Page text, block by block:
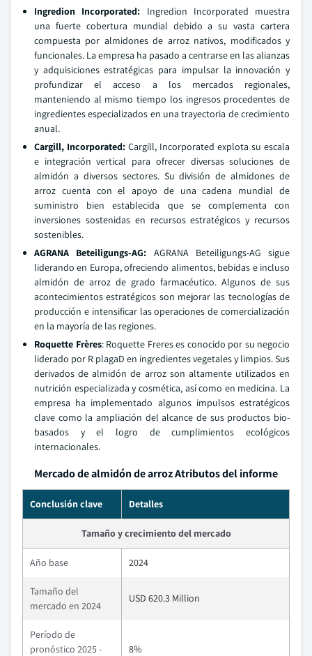
Ingredion Incorporated: Ingredion Incorporated muestra
una fuerte cobertura mundial debido a su vasta cartera
compuesta por almidones de arroz nativos, modificados y
funcionales. La empresa ha pasado a centrarse en las alianzas
y adquisiciones estratégicas para impulsar la innovación y
profundizar el acceso a los mercados regionales,
manteniendo al mismo tiempo los ingresos procedentes de
ingredientes especializados en una trayectoria de crecimiento
anual.
Cargill, Incorporated: Cargill, Incorporated explota su escala
e integración vertical para ofrecer diversas soluciones de
almidón a diversos sectores. Su división de almidones de
arroz cuenta con el apoyo de una cadena mundial de
suministro bien establecida que se complementa con
inversiones sostenidas en recursos estratégicos y recursos
sostenibles.
AGRANA Beteiligungs-AG: AGRANA Beteiligungs-AG sigue
liderando en Europa, ofreciendo alimentos, bebidas e incluso
almidón de arroz de grado farmacéutico. Algunos de sus
acontecimientos estratégicos son mejorar las tecnologías de
producción e intensificar las operaciones de comercialización
en la mayoría de las regiones.
Roquette Frères: Roquette Freres es conocido por su negocio
liderado por R plagaD en ingredientes vegetales y limpios. Sus
derivados de almidón de arroz son altamente utilizados en
nutrición especializada y cosmética, así como en medicina. La
empresa ha implementado algunos impulsos estratégicos
clave como la ampliación del alcance de sus productos bio-
basados y el logro de cumplimientos ecológicos
internacionales.
Mercado de almidón de arroz Atributos del informe
Conclusión clave Detalles
Tamaño y crecimiento del mercado
Año base 2024
Tamaño del
mercado en 2024
USD 620.3 Million
Período de
pronóstico 2025 -
8%